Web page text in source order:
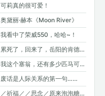
可莉真的很可爱！
奥黛丽·赫本《Moon River》
我看中了荣威550，哈哈~！
累死了，回来了，岳阳的肯德基附近没有麦...
我这个塞翁，还有多少匹马可以丢掉呢？
废话是人际关系的第一句……
／祈福／／思念／原来泡泡糖不能吞呀~